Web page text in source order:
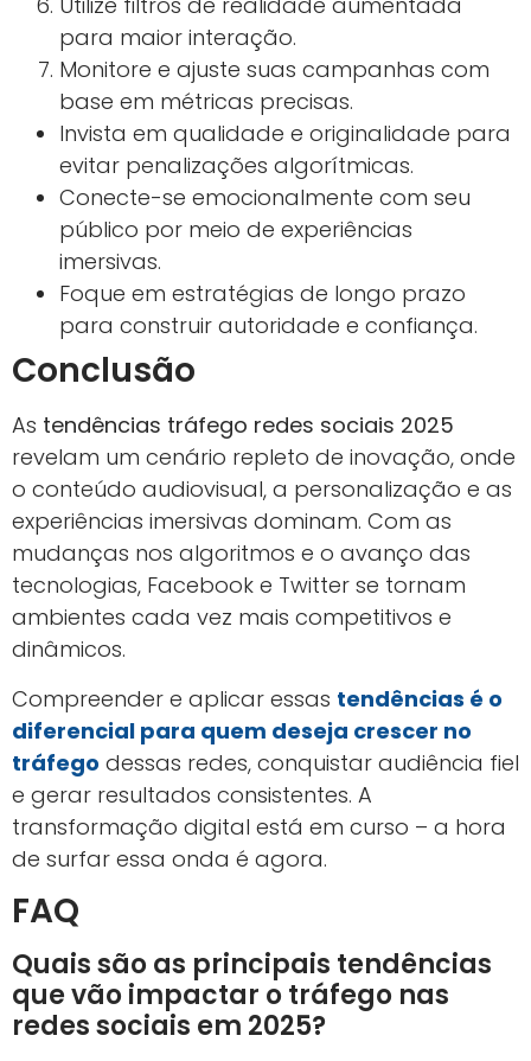
para maior interação.
Monitore e ajuste suas campanhas com
base em métricas precisas.
Invista em qualidade e originalidade para
evitar penalizações algorítmicas.
Conecte-se emocionalmente com seu
público por meio de experiências
imersivas.
Foque em estratégias de longo prazo
para construir autoridade e confiança.
Conclusão
As tendências tráfego redes sociais 2025
revelam um cenário repleto de inovação, onde
o conteúdo audiovisual, a personalização e as
experiências imersivas dominam. Com as
mudanças nos algoritmos e o avanço das
tecnologias, Facebook e Twitter se tornam
ambientes cada vez mais competitivos e
dinâmicos.
Compreender e aplicar essas tendências é o
diferencial para quem deseja crescer no
tráfego dessas redes, conquistar audiência fiel
e gerar resultados consistentes. A
transformação digital está em curso – a hora
de surfar essa onda é agora.
FAQ
Quais são as principais tendências
que vão impactar o tráfego nas
redes sociais em 2025?